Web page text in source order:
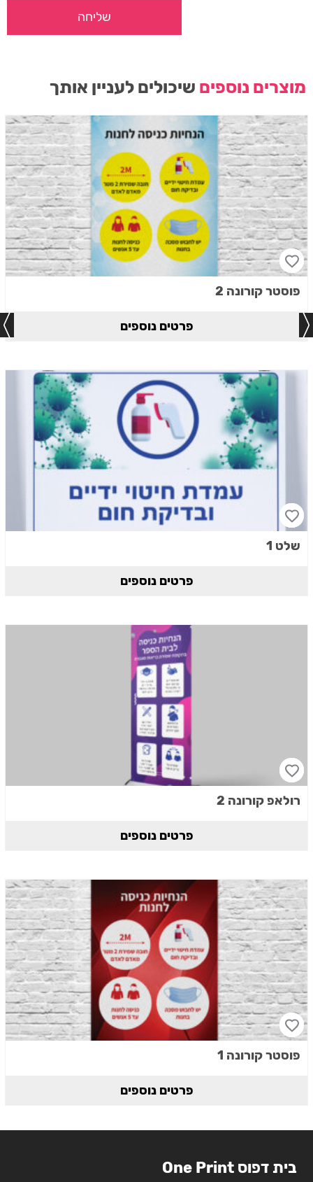
מוצרים נוספים שיכולים לעניין אותך
פוסטר קורונה 2
פרטים נוספים
שלט 1
פרטים נוספים
רולאפ קורונה 2
פרטים נוספים
פוסטר קורונה 1
פרטים נוספים
בית דפוס One Print